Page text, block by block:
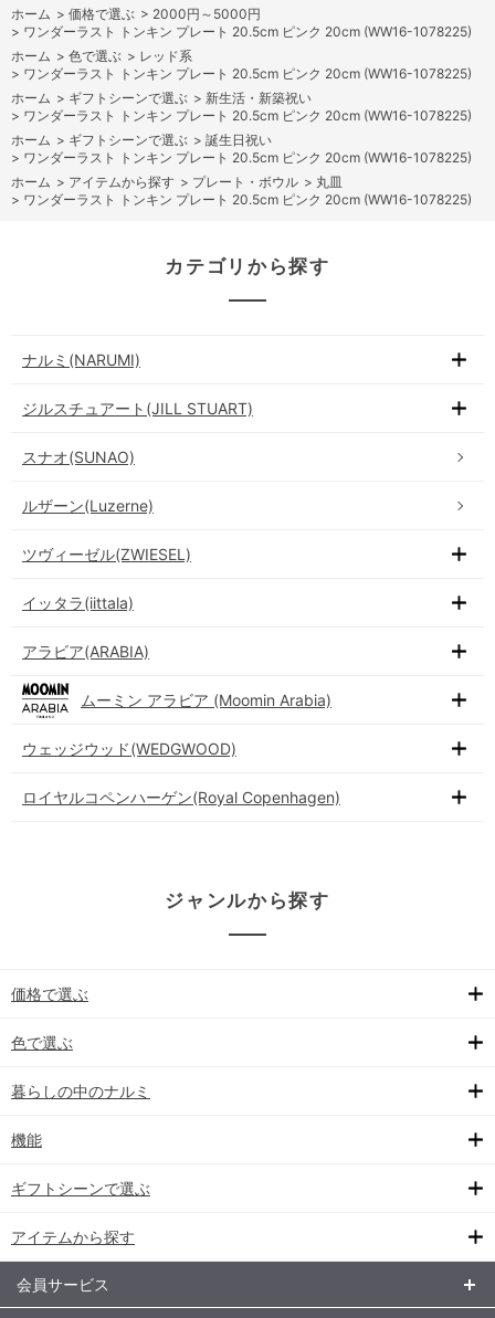
ホーム > 価格で選ぶ > 2000円～5000円
> ワンダーラスト トンキン プレート 20.5cm ピンク 20cm (WW16-1078225)
ホーム > 色で選ぶ > レッド系
> ワンダーラスト トンキン プレート 20.5cm ピンク 20cm (WW16-1078225)
ホーム > ギフトシーンで選ぶ > 新生活・新築祝い
> ワンダーラスト トンキン プレート 20.5cm ピンク 20cm (WW16-1078225)
ホーム > ギフトシーンで選ぶ > 誕生日祝い
> ワンダーラスト トンキン プレート 20.5cm ピンク 20cm (WW16-1078225)
ホーム > アイテムから探す > プレート・ボウル > 丸皿
> ワンダーラスト トンキン プレート 20.5cm ピンク 20cm (WW16-1078225)
カテゴリから探す
ナルミ(NARUMI)
ジルスチュアート(JILL STUART)
スナオ(SUNAO)
ルザーン(Luzerne)
ツヴィーゼル(ZWIESEL)
イッタラ(iittala)
アラビア(ARABIA)
ムーミン アラビア (Moomin Arabia)
ウェッジウッド(WEDGWOOD)
ロイヤルコペンハーゲン(Royal Copenhagen)
ジャンルから探す
価格で選ぶ
色で選ぶ
暮らしの中のナルミ
機能
ギフトシーンで選ぶ
アイテムから探す
会員サービス